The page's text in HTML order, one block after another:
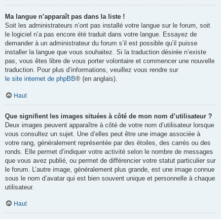
Ma langue n’apparaît pas dans la liste !
Soit les administrateurs n’ont pas installé votre langue sur le forum, soit
le logiciel n’a pas encore été traduit dans votre langue. Essayez de
demander à un administrateur du forum s’il est possible qu’il puisse
installer la langue que vous souhaitez. Si la traduction désirée n’existe
pas, vous êtes libre de vous porter volontaire et commencer une nouvelle
traduction. Pour plus d’informations, veuillez vous rendre sur
le site internet de phpBB® (en anglais).
Haut
Que signifient les images situées à côté de mon nom d’utilisateur ?
Deux images peuvent apparaître à côté de votre nom d’utilisateur lorsque
vous consultez un sujet. Une d’elles peut être une image associée à
votre rang, généralement représentée par des étoiles, des carrés ou des
ronds. Elle permet d’indiquer votre activité selon le nombre de messages
que vous avez publié, ou permet de différencier votre statut particulier sur
le forum. L’autre image, généralement plus grande, est une image connue
sous le nom d’avatar qui est bien souvent unique et personnelle à chaque
utilisateur.
Haut